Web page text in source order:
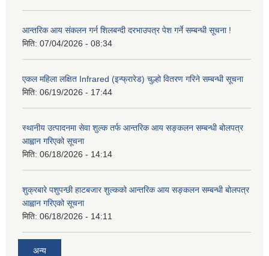
आन्तरिक आय संकलन गर्न शिलबन्दी दरभाउपत्र पेश गर्ने सम्बन्धी सूचना !
मिति: 07/04/2026 - 08:34
एकल महिला लक्षित Infrared (इन्फ्रारेड) चुल्हो वितरण गरिने सम्बन्धी सूचना
मिति: 06/19/2026 - 17:44
स्थानीय उत्पादनमा सेवा शुल्क तर्फ आन्तरिक आय सङ्कलन सम्बन्धी बोलपत्र
आह्वान गरिएको सूचना
मिति: 06/18/2026 - 14:14
शुक्रबारे पशुपन्छी हाटबजार शुल्कको आन्तरिक आय सङ्कलन सम्बन्धी बोलपत्र
आह्वान गरिएको सूचना
मिति: 06/18/2026 - 14:11
अन्य